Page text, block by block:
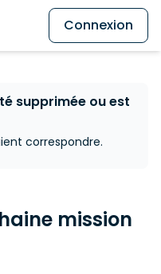
Connexion
supprimée ou est
correspondre.
mission